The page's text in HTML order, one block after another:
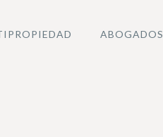
ABOGADOS